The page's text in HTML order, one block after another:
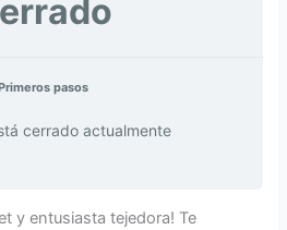
pasos
cerrado actualmente
y entusiasta tejedora! Te